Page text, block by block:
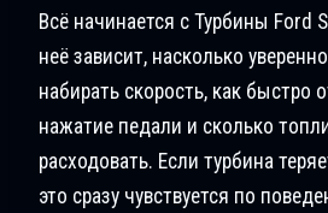
Всё начинается с Турбины Ford
неё зависит, насколько
набирать скорость, как быстро
нажатие педали и сколько
расходовать. Если турбина
это сразу чувствуется по